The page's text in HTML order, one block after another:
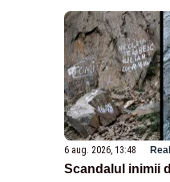
6 aug. 2026, 13:48
Scandalul inimii